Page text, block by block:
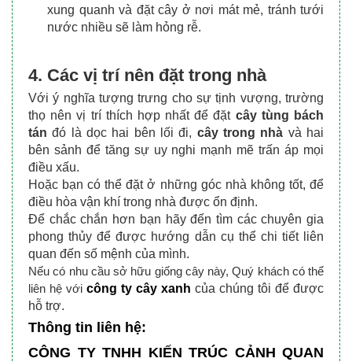
xung quanh và đặt cây ở nơi mát mẻ, tránh tưới
nước nhiều sẽ làm hỏng rễ.
4. Các vị trí nên đặt trong nhà
Với ý nghĩa tượng trưng cho sự tịnh vượng, trường
thọ nên vị trí thích hợp nhất để đặt cây tùng bách
tán đó là dọc hai bên lối đi, cây trong nhà và hai
bên sảnh để tăng sự uy nghi mạnh mẽ trấn áp mọi
điều xấu.
Hoặc bạn có thể đặt ở những góc nhà không tốt, để
điều hòa vận khí trong nhà được ổn định.
Để chắc chắn hơn bạn hãy đến tìm các chuyên gia
phong thủy để được hướng dẫn cụ thể chi tiết liên
quan đến số mệnh của mình.
Nếu có nhu cầu sở hữu giống cây này, Quý khách có thể
liên hệ với công ty cây xanh của chúng tôi để được
hỗ trợ.
Thông tin liên hệ:
CÔNG TY TNHH KIẾN TRÚC CẢNH QUAN